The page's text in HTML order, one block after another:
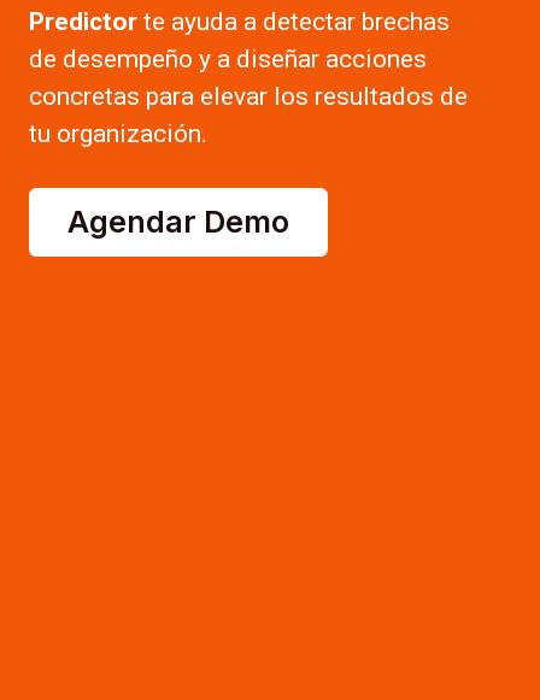
Predictor te ayuda a detectar brechas
de desempeño y a diseñar acciones
concretas para elevar los resultados de
tu organización.
Agendar Demo